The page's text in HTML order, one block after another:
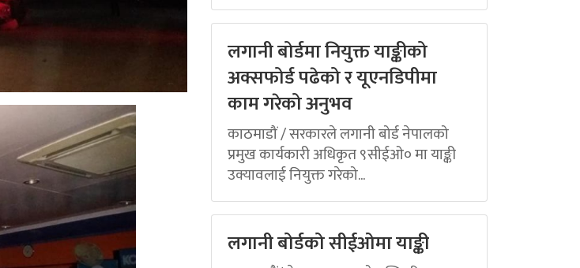
लगानी बोर्डमा नियुक्त याङ्कीको
अक्सफोर्ड पढेको र यूएनडिपीमा
काम गरेको अनुभव
काठमाडौं / सरकारले लगानी बोर्ड नेपालको
प्रमुख कार्यकारी अधिकृत ९सीईओ० मा याङ्की
उक्यावलाई नियुक्त गरेको...
लगानी बोर्डको सीईओमा याङ्की